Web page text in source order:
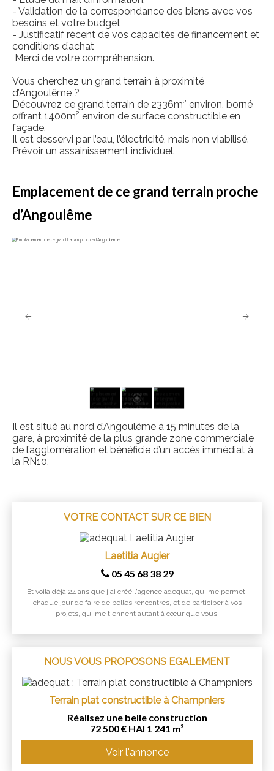
- Validation de la correspondance des biens avec vos
besoins et votre budget
- Justificatif récent de vos capacités de financement et
conditions d’achat
Merci de votre compréhension.
Vous cherchez un grand terrain à proximité
d’Angoulême ?
Découvrez ce grand terrain de 2336m² environ, borné
offrant 1400m² environ de surface constructible en
façade.
Il est desservi par l’eau, l’électricité, mais non viabilisé.
Prévoir un assainissement individuel.
Emplacement de ce grand terrain proche
d’Angoulême
Il est situé au nord d’Angoulême à 15 minutes de la
gare, à proximité de la plus grande zone commerciale
de l’agglomération et bénéficie d’un accès immédiat à
la RN10.
VOTRE CONTACT SUR CE BIEN
Laetitia Augier
05 45 68 38 29
Et voilà déjà 24 ans que j'ai créé l'agence adequat, qui me permet,
chaque jour de faire de belles rencontres, et de participer à vos
projets, qui me tiennent autant à cœur que vous.
NOUS VOUS PROPOSONS EGALEMENT
Terrain plat constructible à Champniers
Réalisez une belle construction
72 500 € HAI 1 241 m²
Voir l'annonce